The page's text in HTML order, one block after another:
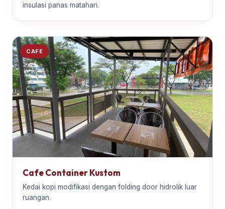
insulasi panas matahari.
CAFE
Cafe Container Kustom
Kedai kopi modifikasi dengan folding door hidrolik luar
ruangan.